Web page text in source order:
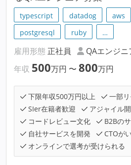
typescript datadog aws
postgresql
ruby …
雇用形態 正社員 QAエンジニ
年収 500万円 〜 800万円
下限年収500万円以上
一部
SIer在籍者歓迎
アジャイル
コードレビュー文化
B2Bの
自社サービスを開発
CTOが
オンラインで選考が受けられる